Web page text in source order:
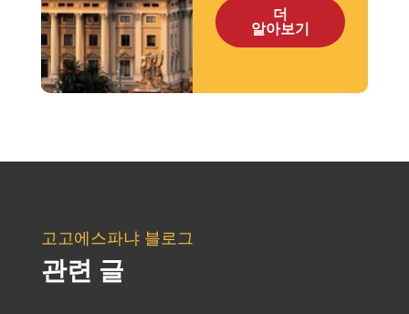
더
알아보기
고고에스파냐 블로그
관련 글